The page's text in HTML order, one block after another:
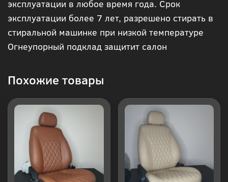
в 1
клик
эксплуатации в любое время года. Срок
эксплуатации более 7 лет, разрешено стирать в
стиральной машинке при низкой температуре
Огнеупорный подклад защитит салон
Похожие товары